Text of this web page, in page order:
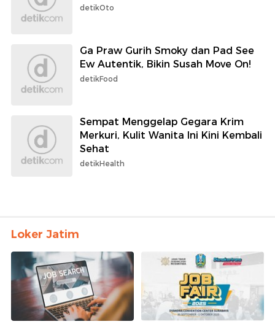
detikOto
Ga Praw Gurih Smoky dan Pad See
Ew Autentik, Bikin Susah Move On!
detikFood
Sempat Menggelap Gegara Krim
Merkuri, Kulit Wanita Ini Kini Kembali
Sehat
detikHealth
Loker Jatim